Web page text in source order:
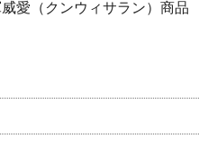
愛（クンウィサラン）商品